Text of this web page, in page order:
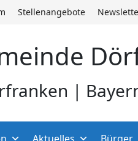
Stellenangebote
|